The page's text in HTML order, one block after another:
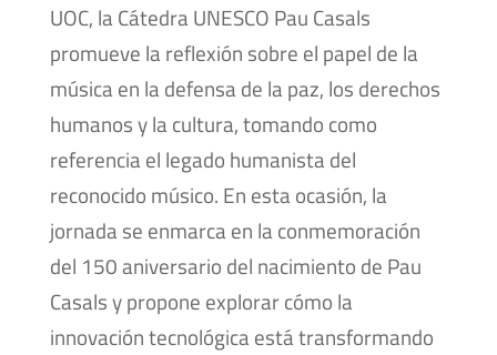
UOC, la Cátedra UNESCO Pau Casals
promueve la reflexión sobre el papel de la
música en la defensa de la paz, los derechos
humanos y la cultura, tomando como
referencia el legado humanista del
reconocido músico. En esta ocasión, la
jornada se enmarca en la conmemoración
del 150 aniversario del nacimiento de Pau
Casals y propone explorar cómo la
innovación tecnológica está transformando